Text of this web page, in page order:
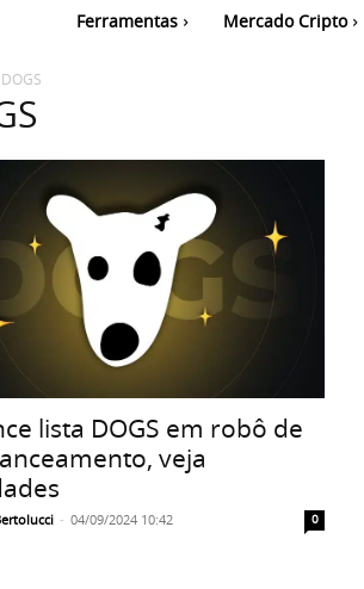
Ferramentas Mercado Cripto
DOGS
lista DOGS em robô de
veja
- 04/09/2024 10:42 0